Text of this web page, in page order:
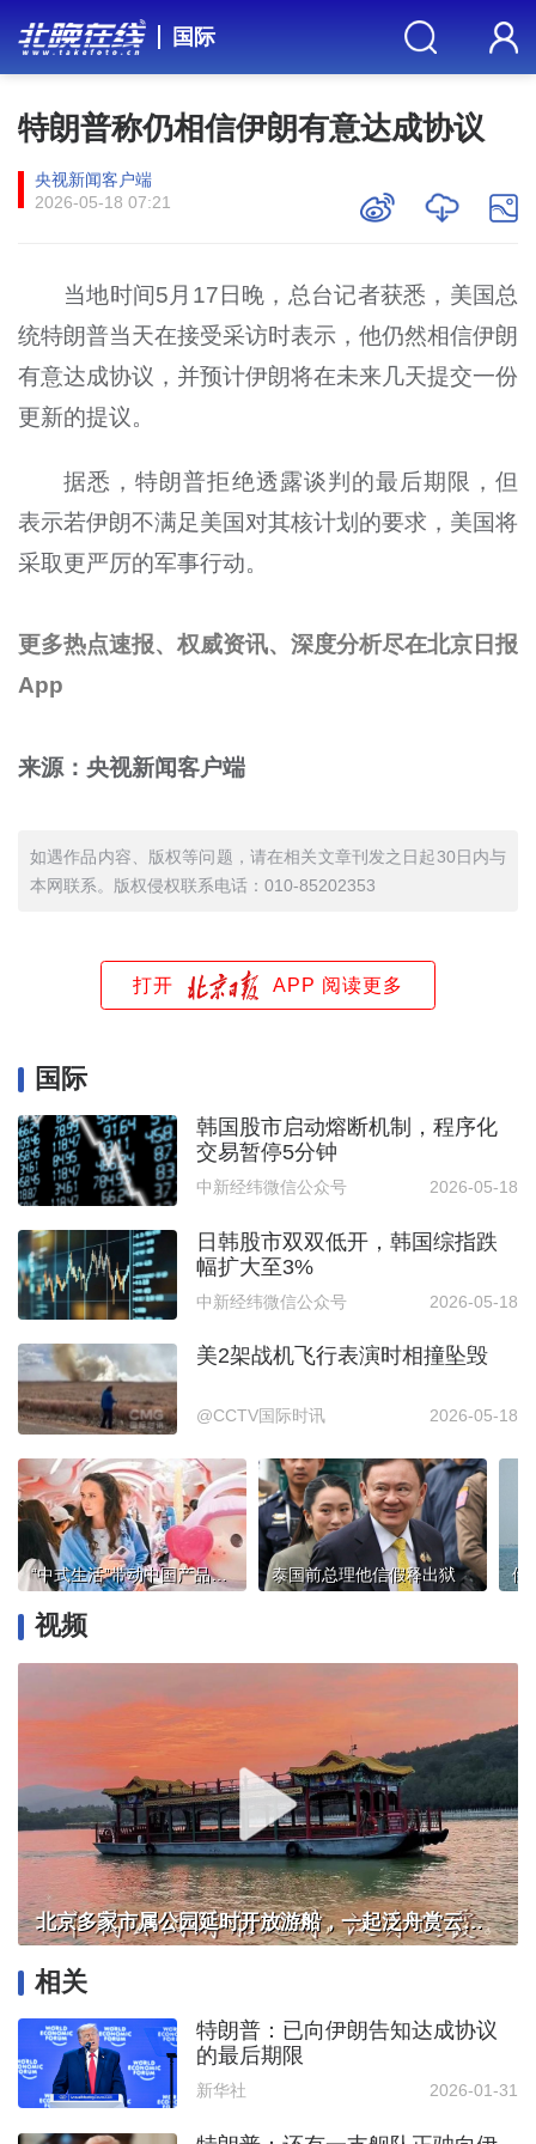
国际
特朗普称仍相信伊朗有意达成协议
央视新闻客户端
2026-05-18 07:21
当地时间5月17日晚，总台记者获悉，美国总
统特朗普当天在接受采访时表示，他仍然相信伊朗
有意达成协议，并预计伊朗将在未来几天提交一份
更新的提议。
据悉，特朗普拒绝透露谈判的最后期限，但
表示若伊朗不满足美国对其核计划的要求，美国将
采取更严厉的军事行动。
更多热点速报、权威资讯、深度分析尽在北京日报
App
来源：央视新闻客户端
如遇作品内容、版权等问题，请在相关文章刊发之日起30日内与
本网联系。版权侵权联系电话：010-85202353
打开 APP 阅读更多
国际
韩国股市启动熔断机制，程序化
交易暂停5分钟
中新经纬微信公众号 2026-05-18
日韩股市双双低开，韩国综指跌
幅扩大至3%
中新经纬微信公众号 2026-05-18
美2架战机飞行表演时相撞坠毁
@CCTV国际时讯 2026-05-18
“中式生活”带动中国产品出海 泰国前总理他信假释出狱
视频
北京多家市属公园延时开放游船，一起泛舟赏云霞！
相关
特朗普：已向伊朗告知达成协议
的最后期限
新华社 2026-01-31